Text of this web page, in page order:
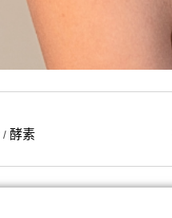
/ 酵素